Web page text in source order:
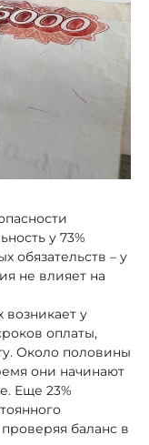
у 73%
обязательств – у
не влияет на
возникает у
оплаты,
Около половины
они начинают
Еще 23%
баланс в